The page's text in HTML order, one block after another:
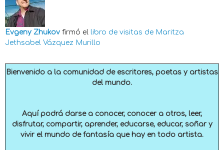
Evgeny Zhukov firmó el libro de visitas de Maritza
Jethsabel Vázquez Murillo
Bienvenido a la comunidad de escritores, poetas y artistas
del mundo.
Aquí podrá darse a conocer, conocer a otros, leer,
disfrutar, compartir, aprender, educarse, educar, soñar y
vivir el mundo de fantasía que hay en todo artista.